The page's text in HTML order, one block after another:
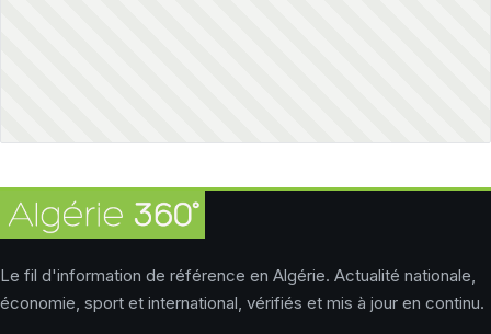
Le fil d'information de référence en Algérie. Actualité nationale,
économie, sport et international, vérifiés et mis à jour en continu.